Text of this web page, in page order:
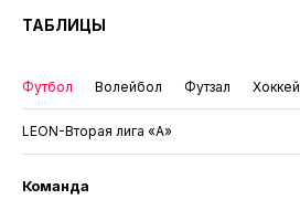
ТАБЛИЦЫ
Футбол Волейбол Футзал Хоккей
LEON-Вторая лига «А»
Команда